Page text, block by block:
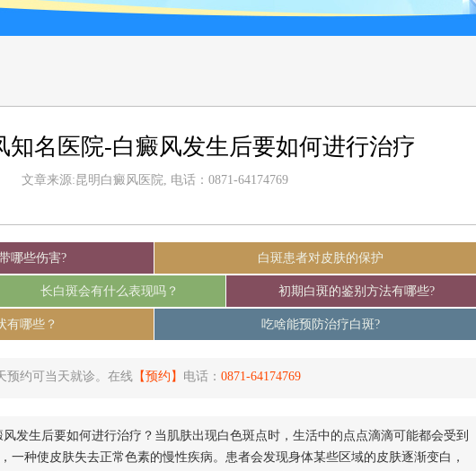
知名医院-白癜风发生后要如何进行治疗
文章来源:昆明白癜风医院, 电话：0871-64174769
哪些伤害? 白斑患者对皮肤的保护
长白斑会有什么表现吗？ 初期白斑的鉴别方法有哪些?
有哪些？ 吃啥能预防治疗白斑?
预约可当天就诊。在线 【预约】 电话： 0871-64174769
生后要如何进行治疗？当肌肤出现白色斑点时，生活中的点点滴滴可能都会受到
一种使皮肤失去正常色素的慢性疾病。患者会发现身体某些区域的皮肤逐渐变白，